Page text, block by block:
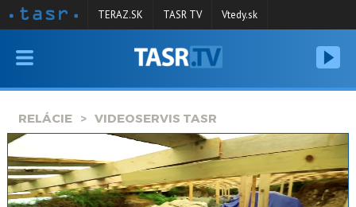
VYSIELANIE
SPRAVODAJSTVO
KONTAKT
ARCHÍV
TERAZ.SK TASR TV Vtedy.sk
RELÁCIE VIDEOSERVIS TASR